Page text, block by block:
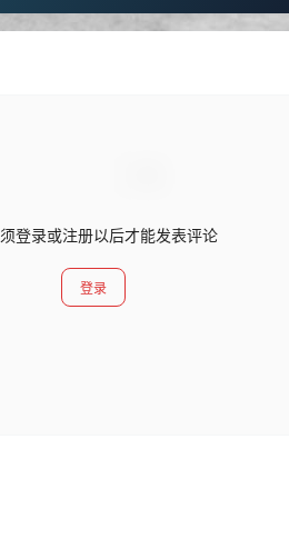
登录或注册以后才能发表评论
登录